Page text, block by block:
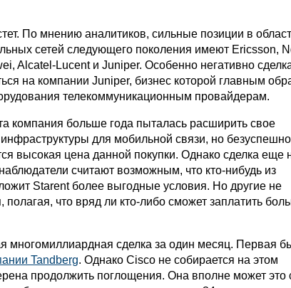
По мнению аналитиков, сильные позиции в
сетей следующего поколения имеют Ericsson,
Alcatel-Lucent и Juniper. Особенно негативно
на компании Juniper, бизнес которой главным
телекоммуникационным провайдерам.
компания больше года пыталась расширить свое
инфраструктуры для мобильной связи, но
высокая цена данной покупки. Однако сделка еще
считают возможным, что кто-нибудь из
Starent более выгодные условия. Но другие не
полагая, что вряд ли кто-либо сможет заплатить
многомиллиардная сделка за один месяц. Первая
Tandberg. Однако Cisco не собирается на этом
продолжить поглощения. Она вполне может это